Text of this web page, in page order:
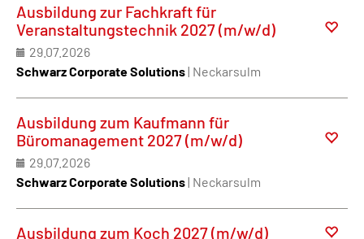
Ausbildung zur Fachkraft für
Veranstaltungstechnik 2027 (m/w/d)
29.07.2026
Schwarz Corporate Solutions| Neckarsulm
Ausbildung zum Kaufmann für
Büromanagement 2027 (m/w/d)
29.07.2026
Schwarz Corporate Solutions| Neckarsulm
Ausbildung zum Koch 2027 (m/w/d)